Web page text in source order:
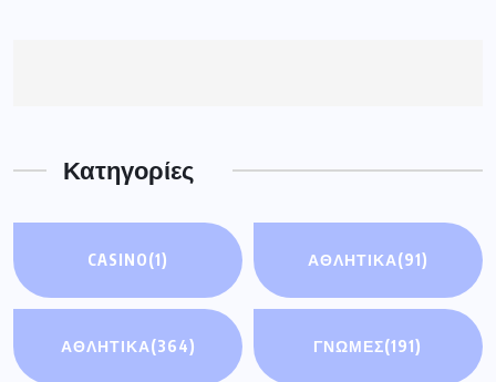
Κατηγορίες
CASINO(1) ΑΘΛΗΤΙΚΆ(91)
ΑΘΛΗΤΙΚΑ(364) ΓΝΩΜΕΣ(191)